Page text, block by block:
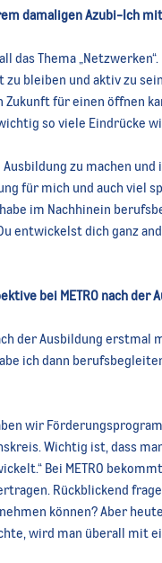
damaligen Azubi-Ich
das Thema
bleiben und aktiv zu
Zukunft für einen öffnen
so viele Eindrücke
Ausbildung zu machen
für mich und auch viel
im Nachhinein
entwickelst dich ganz
bei METRO nach der
der Ausbildung
ich dann
wir
Wichtig ist, dass
Bei METRO
Rückblickend
können? Aber
wird man überall mit